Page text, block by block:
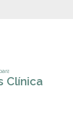
tornozelos clinica
Clínica